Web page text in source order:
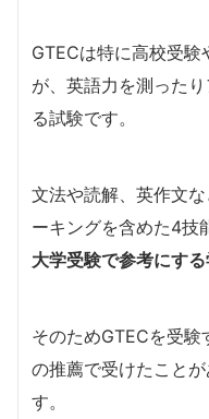
GTECは特に高校受
が、英語力を測った
る試験です。
文法や読解、英作文
ーキングを含めた4技
大学受験で参考にす
そのためGTECを受
の推薦で受けたこと
す。